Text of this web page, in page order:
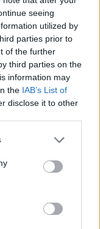
seeing
utilized by
parties prior to
of the further
third parties on the
information may
the IAB’s List of
disclose it to other
Seuraava artikkeli